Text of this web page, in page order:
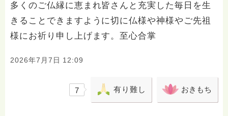
多くのご仏縁に恵まれ皆さんと充実した毎日を生
きることできますように切に仏様や神様やご先祖
様にお祈り申し上げます。至心合掌
2026年7月7日 12:09
7 有り難し おきもち